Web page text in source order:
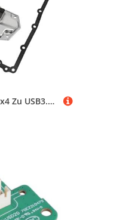
Azxcvbnm PCIE3.0x4 Zu USB3.2 Typ C Controller Karte Für Überlegene Datenübertragungsgeschwindigkeiten Bis Zu 20 Gbit/S Computer Zubehörverbindung